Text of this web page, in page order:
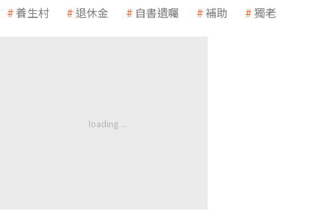
養生村 退休金 自書遺囑 補助 獨老